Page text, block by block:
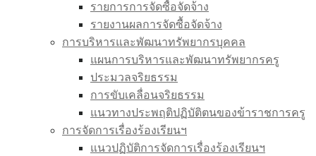
รายการการจัดซื้อจัดจ้าง
รายงานผลการจัดซื้อจัดจ้าง
การบริหารและพัฒนาทรัพยากรบุคคล
แผนการบริหารและพัฒนาทรัพยากรครู
ประมวลจริยธรรม
การขับเคลื่อนจริยธรรม
แนวทางประพฤติปฏิบัติตนของข้าราชการครู
การจัดการเรื่องร้องเรียนฯ
แนวปฏิบัติการจัดการเรื่องร้องเรียนฯ